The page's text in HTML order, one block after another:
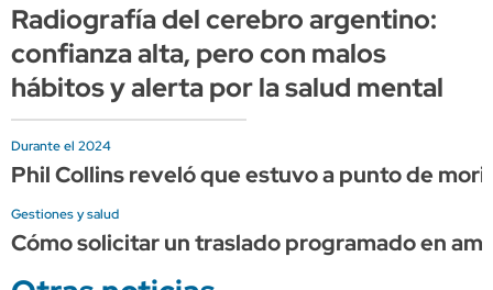
Radiografía del cerebro argentino:
confianza alta, pero con malos
hábitos y alerta por la salud mental
Durante el 2024
Phil Collins reveló que estuvo a punto de
Gestiones y salud
Cómo solicitar un traslado programado en